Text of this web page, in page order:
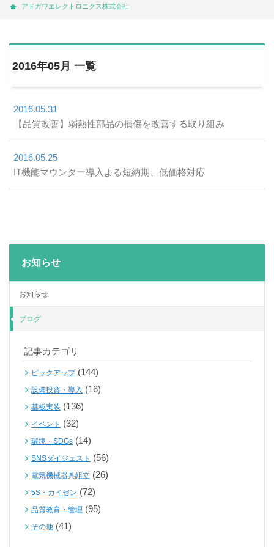
アドガワエレクトロニクス株式会社
2016年05月 一覧
2016.05.31
【品質改善】弱熱性部品の損傷を改善する取り組み
2016.05.25
IT機能マウンター導入よる短納期、低価格対応
お知らせ
お知らせ
ブログ
記事カテゴリ
ピックアップ(144)
設備投資・導入 (16)
基板実装 (136)
イベント (32)
環境・SDGs (14)
SNSダイジェスト (56)
電気機械器具組立 (26)
5S・カイゼン (72)
品質教育・管理 (95)
その他 (41)